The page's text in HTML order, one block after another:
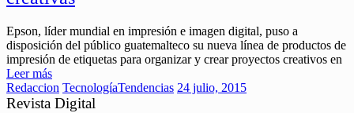
Epson, líder mundial en impresión e imagen digital, puso a
disposición del público guatemalteco su nueva línea de productos de
impresión de etiquetas para organizar y crear proyectos creativos en
Leer más
Redaccion TecnologíaTendencias 24 julio, 2015
Revista Digital